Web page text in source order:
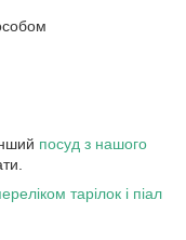
посуд з нашого
тарілок і піал